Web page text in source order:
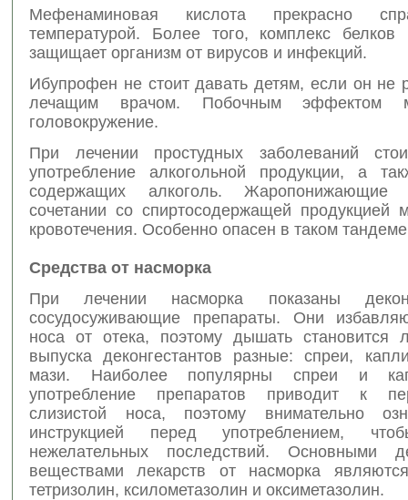
Мефенаминовая кислота прекрасно
температурой. Более того, комплекс белков
защищает организм от вирусов и инфекций.
Ибупрофен не стоит давать детям, если он не
лечащим врачом. Побочным эффектом
головокружение.
При лечении простудных заболеваний
употребление алкогольной продукции, а
содержащих алкоголь. Жаропонижающие
сочетании со спиртосодержащей продукцией
кровотечения. Особенно опасен в таком
Средства от насморка
При лечении насморка показаны
сосудосуживающие препараты. Они
носа от отека, поэтому дышать становится
выпуска деконгестантов разные: спреи,
мази. Наиболее популярны спреи и
употребление препаратов приводит к
слизистой носа, поэтому внимательно
инструкцией перед употреблением,
нежелательных последствий. Основными
веществами лекарств от насморка
тетризолин, ксилометазолин и оксиметазолин.